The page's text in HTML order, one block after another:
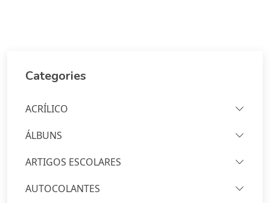
Categories
ACRÍLICO
ÁLBUNS
ARTIGOS ESCOLARES
AUTOCOLANTES